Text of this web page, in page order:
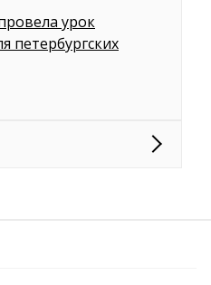
урок
петербургских